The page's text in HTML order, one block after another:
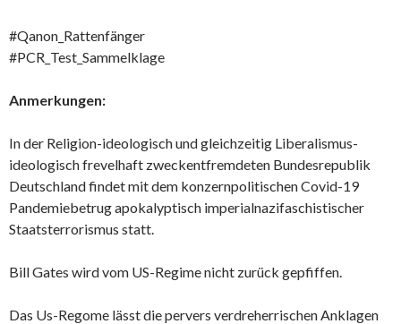
#Qanon_Rattenfänger
#PCR_Test_Sammelklage
Anmerkungen:
In der Religion-ideologisch und gleichzeitig Liberalismus-
ideologisch frevelhaft zweckentfremdeten Bundesrepublik
Deutschland findet mit dem konzernpolitischen Covid-19
Pandemiebetrug apokalyptisch imperialnazifaschistischer
Staatsterrorismus statt.
Bill Gates wird vom US-Regime nicht zurück gepfiffen.
Das Us-Regome lässt die pervers verdreherrischen Anklagen